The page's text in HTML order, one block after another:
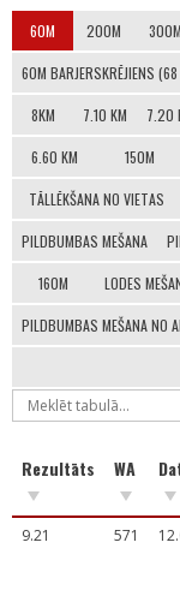
60M 200M 300M
60M BARJERSKRĒJIENS
8KM 7.10 KM 7.20
6.60 KM 150M
TĀLLĒKŠANA NO VIETAS
PILDBUMBAS MEŠANA
160M LODES
PILDBUMBAS MEŠANA NO
Rezultāts WA
9.21 571